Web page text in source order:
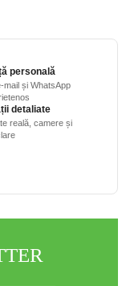
personală
mail și WhatsApp
detaliate
reală, camere și